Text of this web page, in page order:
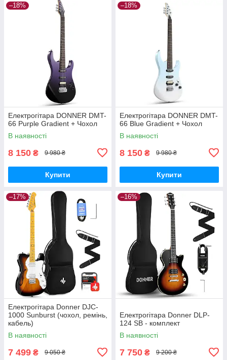
–18%
Електрогітара DONNER DMT-
66 Purple Gradient + Чохол
В наявності
8 150 ₴ 9 980 ₴
Купити
–18%
Електрогітара DONNER DMT-
66 Blue Gradient + Чохол
В наявності
8 150 ₴ 9 980 ₴
Купити
–17%
Електрогітара Donner DJC-
1000 Sunburst (чохол, ремінь,
кабель)
В наявності
7 499 ₴ 9 050 ₴
–16%
Електрогітара Donner DLP-
124 SB - комплект
В наявності
7 750 ₴ 9 200 ₴